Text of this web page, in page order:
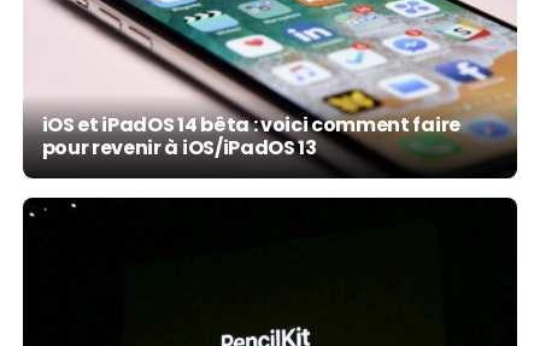
iOS et iPadOS 14 bêta : voici comment faire
pour revenir à iOS/iPadOS 13